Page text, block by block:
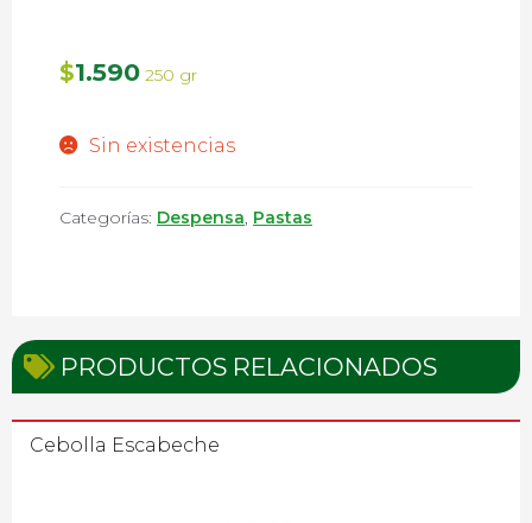
$1.590 250 gr
Sin existencias
Categorías: Despensa, Pastas
PRODUCTOS RELACIONADOS
Cebolla Escabeche